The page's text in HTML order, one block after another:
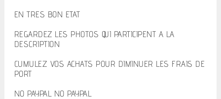
EN TRES BON ETAT
REGARDEZ LES PHOTOS QUI PARTICIPENT A LA
DESCRIPTION
CUMULEZ VOS ACHATS POUR DIMINUER LES FRAIS DE
PORT
NO PAYPAL NO PAYPAL